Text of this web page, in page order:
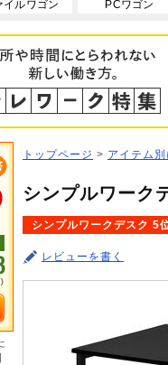
イルワゴン PCワゴン
トップページ > アイテム
シンプルワーク
シンプルワークデスク 5
レビューを書く